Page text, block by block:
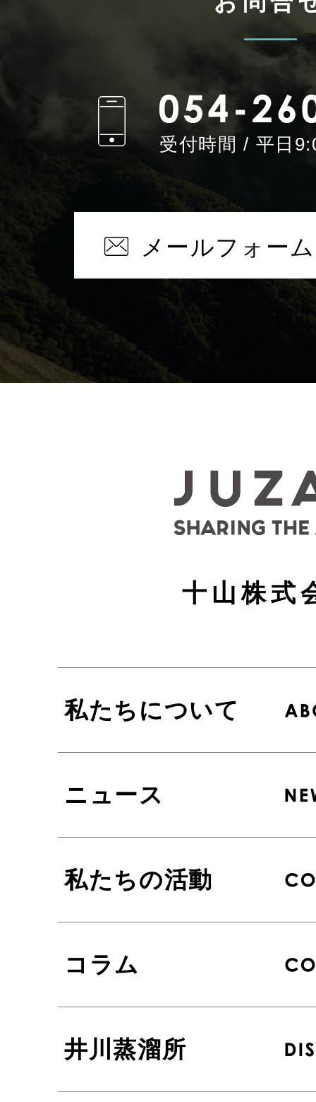
受付時間 / 平日
メールフォー
十山株式
私たちについて
ニュース
私たちの活動
コラム
井川蒸溜所